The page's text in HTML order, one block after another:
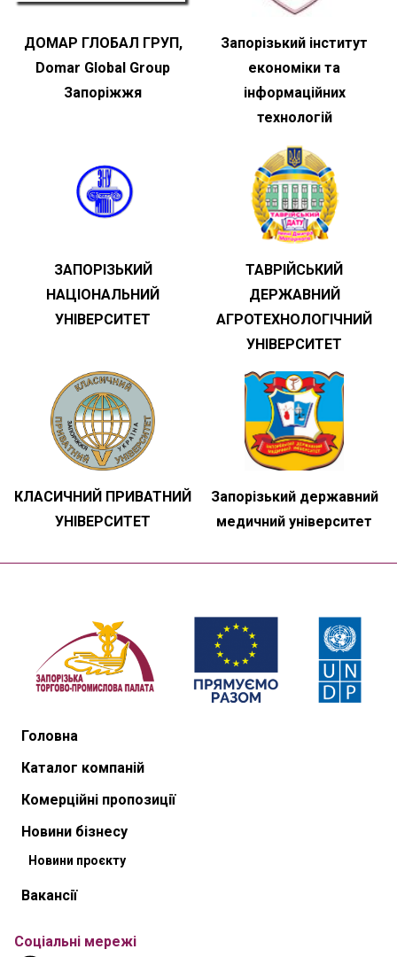
ДОМАР ГЛОБАЛ ГРУП,
Domar Global Group
Запоріжжя
Запорізький інститут
економіки та
інформаційних
технологій
ЗАПОРІЗЬКИЙ
НАЦІОНАЛЬНИЙ
УНІВЕРСИТЕТ
ТАВРІЙСЬКИЙ
ДЕРЖАВНИЙ
АГРОТЕХНОЛОГІЧНИЙ
УНІВЕРСИТЕТ
КЛАСИЧНИЙ ПРИВАТНИЙ
УНІВЕРСИТЕТ
Запорізький державний
медичний університет
Головна
Каталог компаній
Комерційні пропозиції
Новини бізнесу
Новини проєкту
Вакансії
Соціальні мережі